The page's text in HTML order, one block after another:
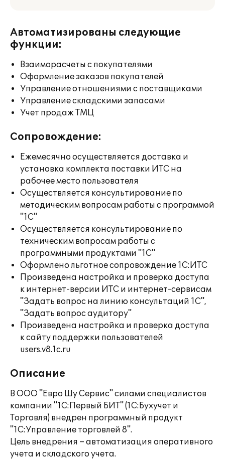
Автоматизированы следующие
функции:
Взаиморасчеты с покупателями
Оформление заказов покупателей
Управление отношениями с поставщиками
Управление складскими запасами
Учет продаж ТМЦ
Сопровождение:
Ежемесячно осуществляется доставка и
установка комплекта поставки ИТС на
рабочее место пользователя
Осуществляется консультирование по
методическим вопросам работы с программой
"1С"
Осуществляется консультирование по
техническим вопросам работы с
программными продуктами "1С"
Оформлено льготное сопровождение 1С:ИТС
Произведена настройка и проверка доступа
к интернет-версии ИТС и интернет-сервисам
"Задать вопрос на линию консультаций 1С",
"Задать вопрос аудитору"
Произведена настройка и проверка доступа
к сайту поддержки пользователей
users.v8.1c.ru
Описание
В ООО "Евро Шу Сервис" силами специалистов
компании "1С:Первый БИТ" (1С:Бухучет и
Торговля) внедрен программный продукт
"1С:Управление торговлей 8".
Цель внедрения – автоматизация оперативного
учета и складского учета.